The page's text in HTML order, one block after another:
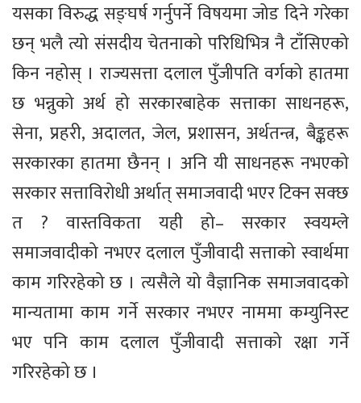
यसका विरुद्ध सङ्घर्ष गर्नुपर्ने विषयमा जोड दिने गरेका
छन् भलै त्यो संसदीय चेतनाको परिधिभित्र नै टाँसिएको
किन नहोस् । राज्यसत्ता दलाल पुँजीपति वर्गको हातमा
छ भन्नुको अर्थ हो सरकारबाहेक सत्ताका साधनहरू,
सेना, प्रहरी, अदालत, जेल, प्रशासन, अर्थतन्त्र, बैङ्कहरू
सरकारका हातमा छैनन् । अनि यी साधनहरू नभएको
सरकार सत्ताविरोधी अर्थात् समाजवादी भएर टिक्न सक्छ
त ? वास्तविकता यही हो– सरकार स्वयम्ले
समाजवादीको नभएर दलाल पुँजीवादी सत्ताको स्वार्थमा
काम गरिरहेको छ । त्यसैले यो वैज्ञानिक समाजवादको
मान्यतामा काम गर्ने सरकार नभएर नाममा कम्युनिस्ट
भए पनि काम दलाल पुँजीवादी सत्ताको रक्षा गर्ने
गरिरहेको छ ।